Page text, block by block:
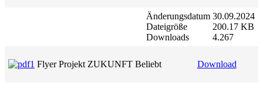
Änderungsdatum
Dateigröße
Downloads
30.09.2024
200.17 KB
4.267
Flyer Projekt ZUKUNFT Beliebt Download